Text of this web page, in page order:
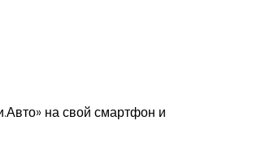
на свой смартфон и